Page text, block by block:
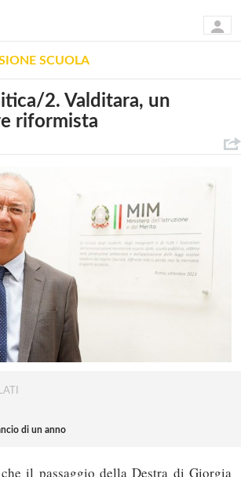
SCUOLA
2. Valditara, un
riformista
di un anno
il passaggio della Destra di Giorgia